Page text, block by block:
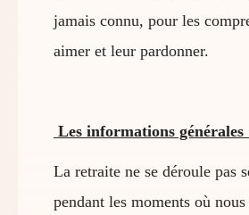
jamais connu, pour les
aimer et leur pardonner.
Les informations générales
La retraite ne se déroule pas
pendant les moments où nous